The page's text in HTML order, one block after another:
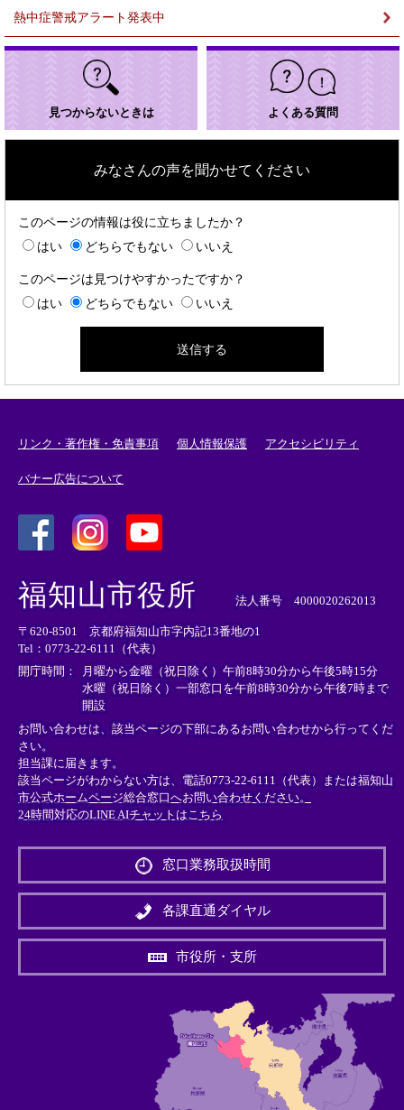
熱中症警戒アラート発表中
見つからないときは よくある質問
みなさんの声を聞かせてください
このページの情報は役に立ちましたか？
はい
どちらでもない いいえ
このページは見つけやすかったですか？
はい
どちらでもない いいえ
リンク・著作権・免責事項 個人情報保護 アクセシビリティ
バナー広告について
外
部
リ
ン
ク
＞
外
リ
ン
ク
＞
外
部
ン
ク
＞
福知山市役所 法人番号 4000020262013
〒620-8501 京都府福知山市字内記13番地の1
Tel：0773-22-6111（代表）
開庁時間：
月曜から金曜（祝日除く）午前8時30分から午後5時15分
水曜（祝日除く）一部窓口を午前8時30分から午後7時まで
開設
お問い合わせは、該当ページの下部にあるお問い合わせから行ってくだ
さい。
担当課に届きます。
該当ページがわからない方は、電話0773-22-6111（代表）または福知山
市公式ホームページ総合窓口へお問い合わせください。
24時間対応のLINE AIチャットはこちら
外
リ
窓口業務取扱時間
各課直通ダイヤル
市役所・支所